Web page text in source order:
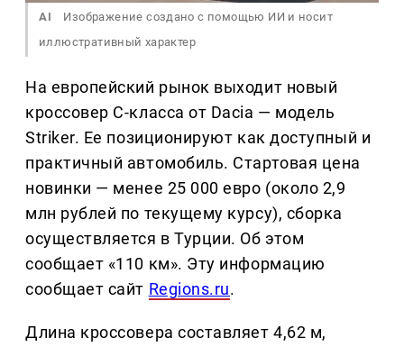
AI
Изображение создано с помощью ИИ и носит
иллюстративный характер
На европейский рынок выходит новый
кроссовер C-класса от Dacia — модель
Striker. Ее позиционируют как доступный и
практичный автомобиль. Стартовая цена
новинки — менее 25 000 евро (около 2,9
млн рублей по текущему курсу), сборка
осуществляется в Турции. Об этом
сообщает «110 км». Эту информацию
сообщает сайт Regions.ru.
Длина кроссовера составляет 4,62 м,